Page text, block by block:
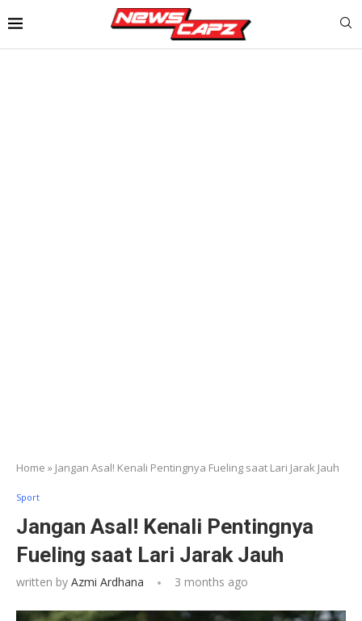
Home » Jangan Asal! Kenali Pentingnya Fueling saat Lari Jarak Jauh
Sport
Jangan Asal! Kenali Pentingnya
Fueling saat Lari Jarak Jauh
written by Azmi Ardhana 3 months ago